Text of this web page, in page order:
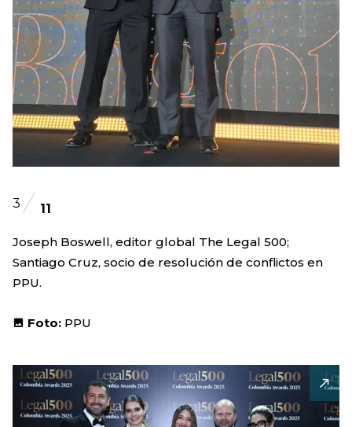
3 11
Joseph Boswell, editor global The Legal 500;
Santiago Cruz, socio de resolución de conflictos en
PPU.
Foto: PPU